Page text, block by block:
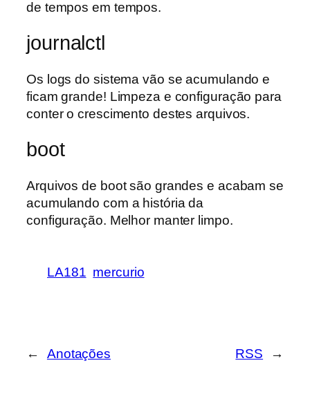
de tempos em tempos.
journalctl
Os logs do sistema vão se acumulando e
ficam grande! Limpeza e configuração para
conter o crescimento destes arquivos.
boot
Arquivos de boot são grandes e acabam se
acumulando com a história da
configuração. Melhor manter limpo.
LA181 mercurio
← Anotações RSS →